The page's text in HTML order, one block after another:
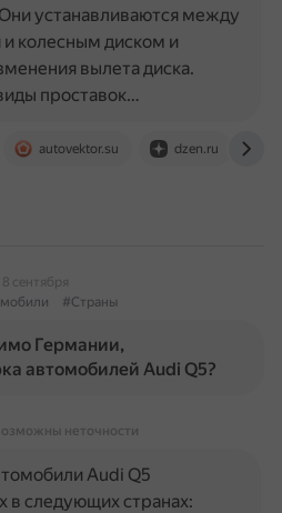
autovektor.su dzen.ru
устанавливаются между
колесным диском и
вылета диска.
проставок…
18 сентября
#Страны
Германии,
автомобилей Audi Q5?
неточности
Audi Q5
в следующих странах: